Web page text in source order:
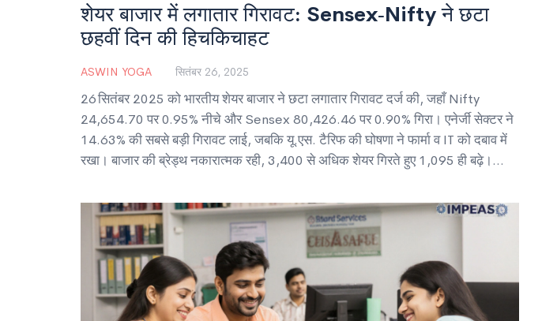
शेयर बाजार में लगातार गिरावट: Sensex‑Nifty ने छटा
छहवीं दिन की हिचकिचाहट
ASWIN YOGA सितंबर 26, 2025
26 सितंबर 2025 को भारतीय शेयर बाजार ने छटा लगातार गिरावट दर्ज की, जहाँ Nifty
24,654.70 पर 0.95% नीचे और Sensex 80,426.46 पर 0.90% गिरा। एनेर्जी सेक्टर ने
14.63% की सबसे बड़ी गिरावट लाई, जबकि यू.एस. टैरिफ की घोषणा ने फार्मा व IT को दबाव में
रखा। बाजार की ब्रेड्थ नकारात्मक रही, 3,400 से अधिक शेयर गिरते हुए 1,095 ही बढ़े।